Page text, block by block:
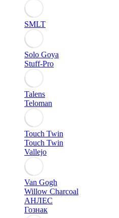
SMLT
Solo Goya
Stuff-Pro
Talens
Teloman
Touch Twin
Touch Twin
Vallejo
Van Gogh
Willow Charcoal
АНЛЕС
Гознак